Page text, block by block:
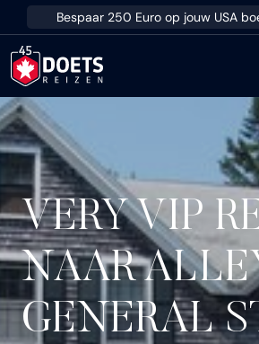
Ga direct naar inhoud
Bespaar 250 Euro op jouw USA
VERY VIP
NAAR
GENERAL